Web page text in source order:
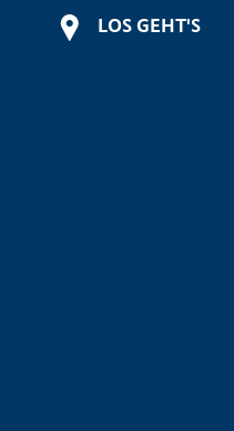
LOS GEHT'S